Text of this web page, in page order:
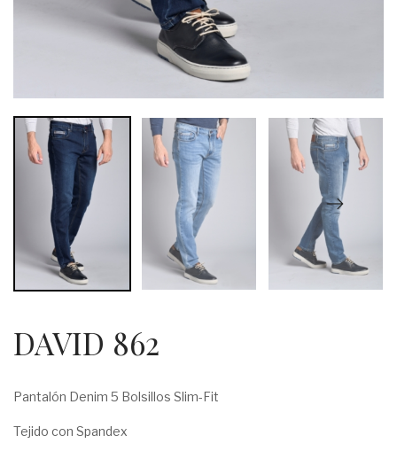
DAVID 862
Pantalón Denim 5 Bolsillos Slim-Fit
Tejido con Spandex